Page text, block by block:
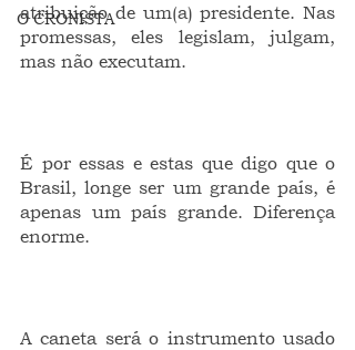
O CRONISTA
atribuição de um(a) presidente. Nas
promessas, eles legislam, julgam,
mas não executam.
É por essas e estas que digo que o
Brasil, longe ser um grande país, é
apenas um país grande. Diferença
enorme.
A caneta será o instrumento usado